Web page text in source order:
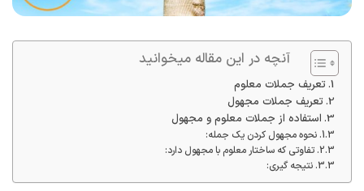
آنچه در این مقاله میخوانید
تعریف جملات معلوم
تعریف جملات مجهول
استفاده از جملات معلوم و مجهول
نحوه مجهول کردن یک جمله:
تفاوتی که ساختار معلوم با مجهول دارد:
نتیجه گیری: